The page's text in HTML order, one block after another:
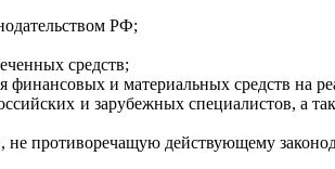
РФ;
средств;
и материальных средств на
и зарубежных специалистов, а
не противоречащую действующему